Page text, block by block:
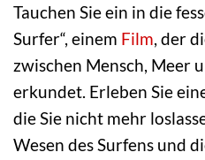
Tauchen Sie ein in die
Surfer“, einem Film, der
zwischen Mensch, Meer
erkundet. Erleben Sie
die Sie nicht mehr
Wesen des Surfens und